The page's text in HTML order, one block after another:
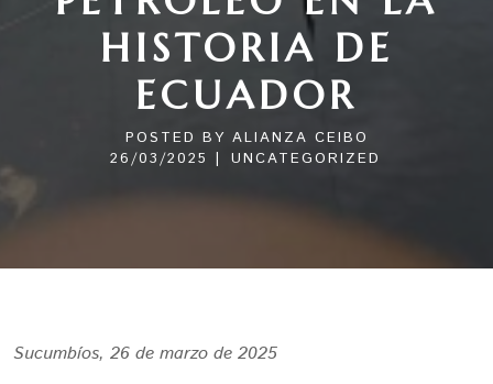
HISTORIA DE
ECUADOR
POSTED BY ALIANZA CEIBO
26/03/2025 | UNCATEGORIZED
Sucumbíos, 26 de marzo de 2025